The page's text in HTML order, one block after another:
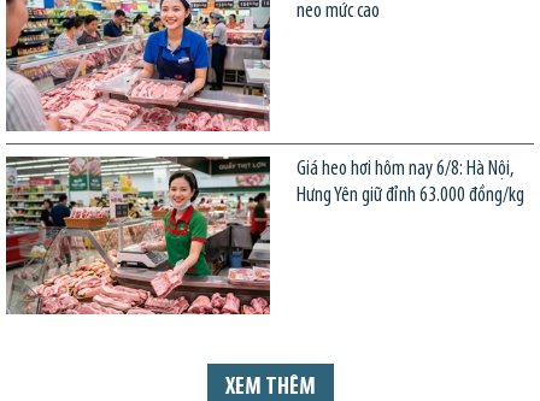
neo mức cao
Giá heo hơi hôm nay 6/8: Hà Nội,
Hưng Yên giữ đỉnh 63.000 đồng/kg
XEM THÊM